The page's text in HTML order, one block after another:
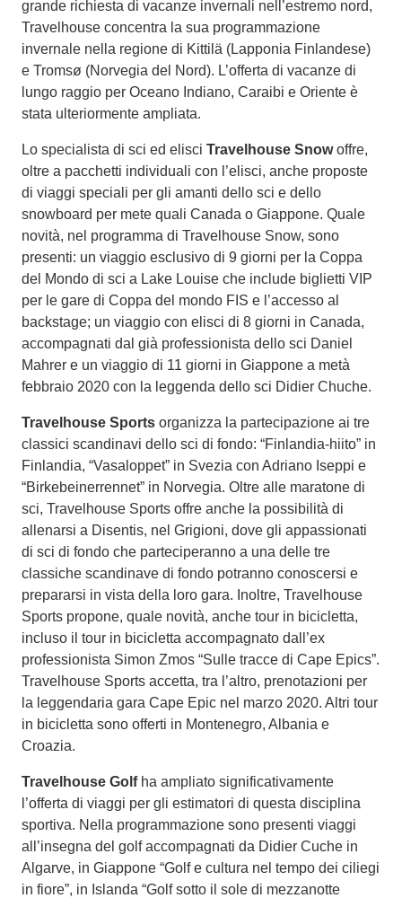
grande richiesta di vacanze invernali nell’estremo nord,
Travelhouse concentra la sua programmazione
invernale nella regione di Kittilä (Lapponia Finlandese)
e Tromsø (Norvegia del Nord). L’offerta di vacanze di
lungo raggio per Oceano Indiano, Caraibi e Oriente è
stata ulteriormente ampliata.
Lo specialista di sci ed elisci Travelhouse Snowoffre,
oltre a pacchetti individuali con l’elisci, anche proposte
di viaggi speciali per gli amanti dello sci e dello
snowboard per mete quali Canada o Giappone. Quale
novità, nel programma di Travelhouse Snow, sono
presenti: un viaggio esclusivo di 9 giorni per la Coppa
del Mondo di sci a Lake Louise che include biglietti VIP
per le gare di Coppa del mondo FIS e l’accesso al
backstage; un viaggio con elisci di 8 giorni in Canada,
accompagnati dal già professionista dello sci Daniel
Mahrer e un viaggio di 11 giorni in Giappone a metà
febbraio 2020 con la leggenda dello sci Didier Chuche.
Travelhouse Sports organizza la partecipazione ai tre
classici scandinavi dello sci di fondo: “Finlandia-hiito” in
Finlandia, “Vasaloppet” in Svezia con Adriano Iseppi e
“Birkebeinerrennet” in Norvegia. Oltre alle maratone di
sci, Travelhouse Sports offre anche la possibilità di
allenarsi a Disentis, nel Grigioni, dove gli appassionati
di sci di fondo che parteciperanno a una delle tre
classiche scandinave di fondo potranno conoscersi e
prepararsi in vista della loro gara. Inoltre, Travelhouse
Sports propone, quale novità, anche tour in bicicletta,
incluso il tour in bicicletta accompagnato dall’ex
professionista Simon Zmos “Sulle tracce di Cape Epics”.
Travelhouse Sports accetta, tra l’altro, prenotazioni per
la leggendaria gara Cape Epic nel marzo 2020. Altri tour
in bicicletta sono offerti in Montenegro, Albania e
Croazia.
Travelhouse Golfha ampliato significativamente
l’offerta di viaggi per gli estimatori di questa disciplina
sportiva. Nella programmazione sono presenti viaggi
all’insegna del golf accompagnati da Didier Cuche in
Algarve, in Giappone “Golf e cultura nel tempo dei ciliegi
in fiore”, in Islanda “Golf sotto il sole di mezzanotte